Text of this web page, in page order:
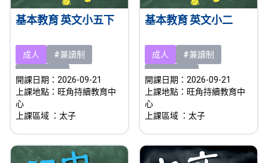
基本教育 英文小五下
成人
#兼讀制
#即將開課
開課日期：2026-09-21
上課地點：旺角持續教育中
心
上課區域 ：太子
基本教育 英文小二
成人
#兼讀制
#即將開課
開課日期：2026-09-21
上課地點：旺角持續教育中
心
上課區域 ：太子